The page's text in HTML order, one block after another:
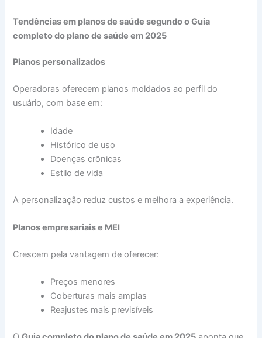
Tendências em planos de saúde segundo o Guia
completo do plano de saúde em 2025
Planos personalizados
Operadoras oferecem planos moldados ao perfil do
usuário, com base em:
Idade
Histórico de uso
Doenças crônicas
Estilo de vida
A personalização reduz custos e melhora a experiência.
Planos empresariais e MEI
Crescem pela vantagem de oferecer:
Preços menores
Coberturas mais amplas
Reajustes mais previsíveis